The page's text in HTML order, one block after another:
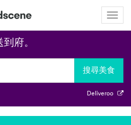
府。
搜尋美食
Deliveroo